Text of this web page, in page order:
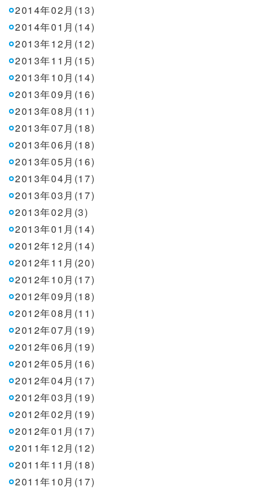
2014年02月(13)
2014年01月(14)
2013年12月(12)
2013年11月(15)
2013年10月(14)
2013年09月(16)
2013年08月(11)
2013年07月(18)
2013年06月(18)
2013年05月(16)
2013年04月(17)
2013年03月(17)
2013年02月(3)
2013年01月(14)
2012年12月(14)
2012年11月(20)
2012年10月(17)
2012年09月(18)
2012年08月(11)
2012年07月(19)
2012年06月(19)
2012年05月(16)
2012年04月(17)
2012年03月(19)
2012年02月(19)
2012年01月(17)
2011年12月(12)
2011年11月(18)
2011年10月(17)